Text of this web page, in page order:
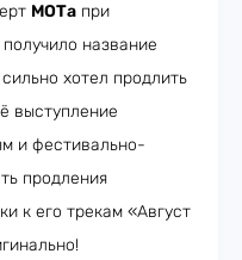
МОТа при
название
хотел продлить
выступление
и фестивально-
продления
к его трекам «Август